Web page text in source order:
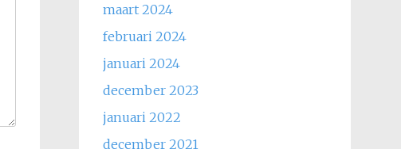
maart 2024
februari 2024
januari 2024
december 2023
januari 2022
december 2021